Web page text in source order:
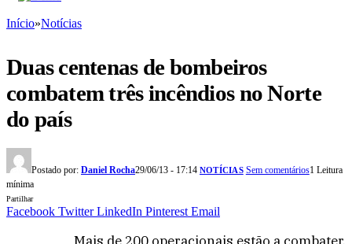
Início»Notícias
Duas centenas de bombeiros
combatem três incêndios no Norte
do país
Postado por: Daniel Rocha29/06/13 - 17:14 NOTÍCIAS Sem comentários1 Leitura
mínima
Partilhar
Facebook Twitter LinkedIn Pinterest Email
Mais de 200 operacionais estão a combater,